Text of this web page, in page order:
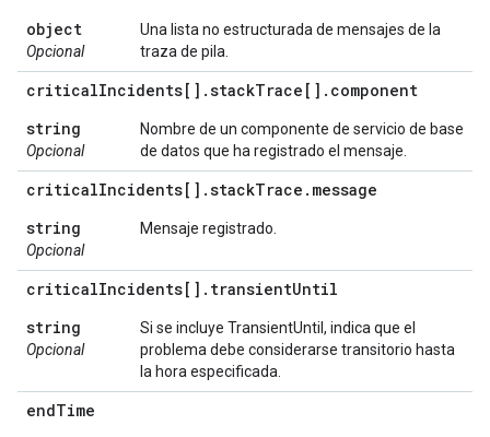
object
Opcional
Una lista no estructurada de mensajes de la
traza de pila.
criticalIncidents[] .stackTrace[] . component
string
Opcional
Nombre de un componente de servicio de base
de datos que ha registrado el mensaje.
criticalIncidents[] .stackTrace . message
string
Opcional
Mensaje registrado.
criticalIncidents[] . transientUntil
string
Opcional
Si se incluye TransientUntil, indica que el
problema debe considerarse transitorio hasta
la hora especificada.
endTime